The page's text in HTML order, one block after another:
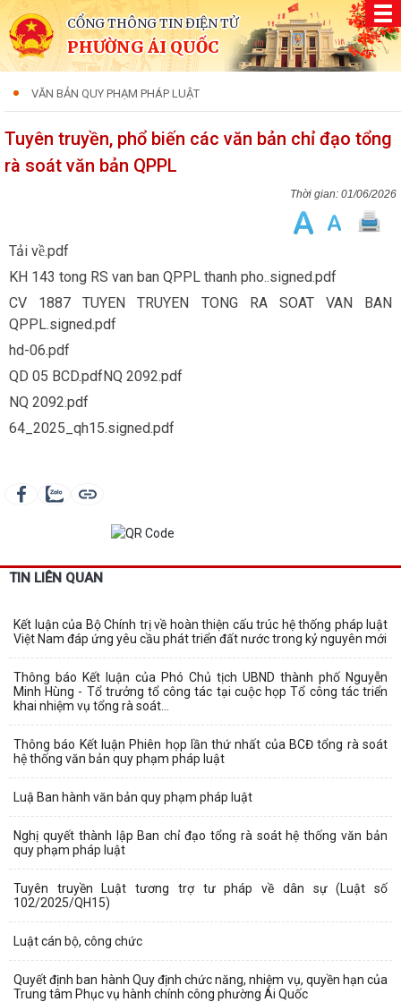
CỔNG THÔNG TIN ĐIỆN TỬ
PHƯỜNG ÁI QUỐC
VĂN BẢN QUY PHẠM PHÁP LUẬT
Tuyên truyền, phổ biến các văn bản chỉ đạo tổng
rà soát văn bản QPPL
01/06/2026
Tải về.pdf
KH 143 tong RS van ban QPPL thanh pho..signed.pdf
CV 1887 TUYEN TRUYEN TONG RA SOAT VAN BAN
QPPL.signed.pdf
hd-06.pdf
QD 05 BCD.pdfNQ 2092.pdf
NQ 2092.pdf
64_2025_qh15.signed.pdf
TIN LIÊN QUAN
Kết luận của Bộ Chính trị về hoàn thiện cấu trúc hệ thống pháp luật
Việt Nam đáp ứng yêu cầu phát triển đất nước trong kỷ nguyên mới
Thông báo Kết luận của Phó Chủ tịch UBND thành phố Nguyễn
Minh Hùng - Tổ trưởng tổ công tác tại cuộc họp Tổ công tác triển
khai nhiệm vụ tổng rà soát...
Thông báo Kết luận Phiên họp lần thứ nhất của BCĐ tổng rà soát
hệ thống văn bản quy phạm pháp luật
Luậ Ban hành văn bản quy phạm pháp luật
Nghị quyết thành lập Ban chỉ đạo tổng rà soát hệ thống văn bản
quy phạm pháp luật
Tuyên truyền Luật tương trợ tư pháp về dân sự (Luật số
102/2025/QH15)
Luật cán bộ, công chức
Quyết định ban hành Quy định chức năng, nhiệm vụ, quyền hạn của
Trung tâm Phục vụ hành chính công phường Ái Quốc